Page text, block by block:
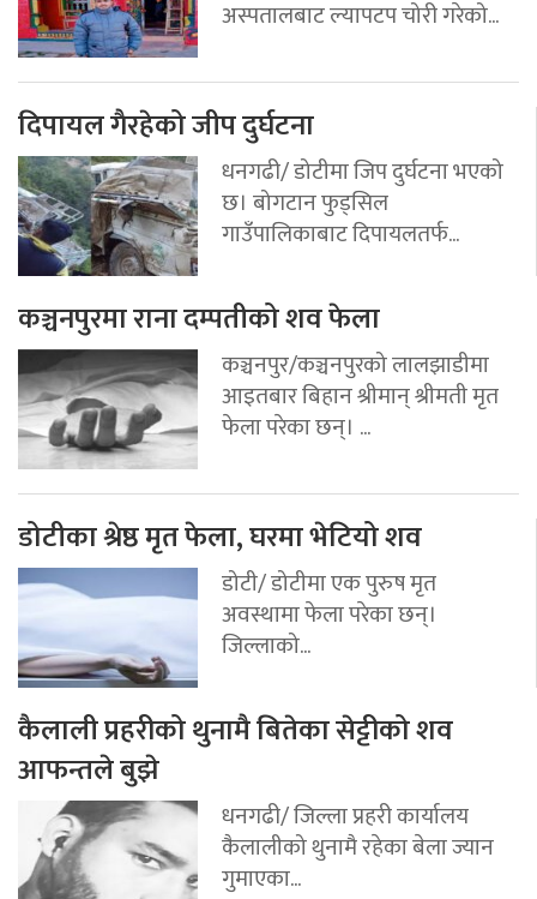
अस्पतालबाट ल्यापटप चोरी गरेको...
दिपायल गैरहेको जीप दुर्घटना
धनगढी/ डोटीमा जिप दुर्घटना भएको
छ। बोगटान फुड्सिल
गाउँपालिकाबाट दिपायलतर्फ...
कञ्चनपुरमा राना दम्पतीको शव फेला
कञ्चनपुर/कञ्चनपुरको लालझाडीमा
आइतबार बिहान श्रीमान् श्रीमती मृत
फेला परेका छन्। ...
डोटीका श्रेष्ठ मृत फेला, घरमा भेटियो शव
डोटी/ डोटीमा एक पुरुष मृत
अवस्थामा फेला परेका छन्।
जिल्लाको...
कैलाली प्रहरीको थुनामै बितेका सेट्टीको शव
आफन्तले बुझे
धनगढी/ जिल्ला प्रहरी कार्यालय
कैलालीको थुनामै रहेका बेला ज्यान
गुमाएका...